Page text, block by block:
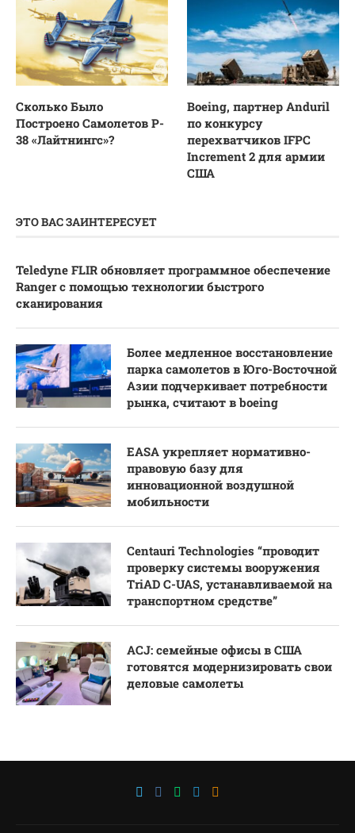
Сколько Было
Построено Самолетов P-
38 «Лайтнингс»?
Boeing, партнер Anduril
по конкурсу
перехватчиков IFPC
Increment 2 для армии
США
ЭТО ВАС ЗАИНТЕРЕСУЕТ
Teledyne FLIR обновляет программное обеспечение
Ranger с помощью технологии быстрого
сканирования
Более медленное восстановление
парка самолетов в Юго-Восточной
Азии подчеркивает потребности
рынка, считают в boeing
EASA укрепляет нормативно-
правовую базу для
инновационной воздушной
мобильности
Centauri Technologies “проводит
проверку системы вооружения
TriAD C-UAS, устанавливаемой на
транспортном средстве”
ACJ: семейные офисы в США
готовятся модернизировать свои
деловые самолеты